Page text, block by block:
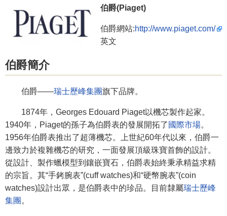
伯爵(Piaget)
伯爵網站:http://www.piaget.com/
英文
伯爵簡介
伯爵——瑞士歷峰集團旗下品牌。
1874年，Georges Edouard Piaget以機芯製作起家。
1940年，Piaget的孫子為伯爵表的發展開拓了 國際市場。
1956年伯爵表推出了超薄機芯。上世紀60年代以來，伯爵一
邊致力於複雜機芯的研究，一面發展頂級珠寶首飾的設計。
從設計、製作蠟模型到鑲嵌寶石，伯爵表始終秉承精益求精
的宗旨。其“手銬腕表”(cuff watches)和“硬幣腕表”(coin
watches)設計出眾，是伯爵表中的珍品。目前隸屬瑞士歷峰
集團 。